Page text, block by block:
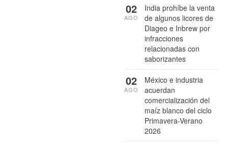
India prohíbe la venta
de algunos licores de
Diageo e Inbrew por
infracciones
relacionadas con
saborizantes
02
AGO
México e industria
acuerdan
comercialización del
maíz blanco del ciclo
Primavera-Verano
2026
02
AGO